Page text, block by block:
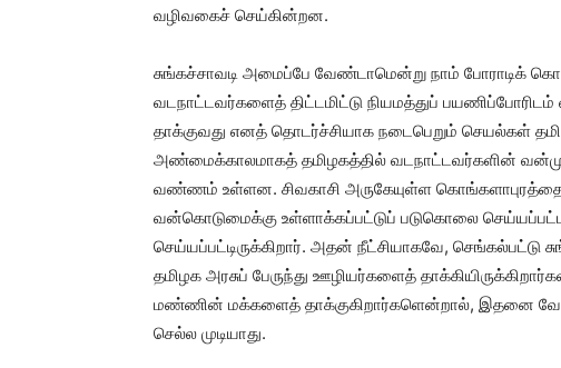
வழிவகைச் செய்கின்றன.
சுங்கச்சாவடி அமைப்பே வேண்டாமென்று நாம் போராடிக்
வடநாட்டவர்களைத் திட்டமிட்டு நியமத்துப்
தாக்குவது எனத் தொடர்ச்சியாக நடைபெறும் செயல்கள்
அண்மைக்காலமாகத் தமிழகத்தில் வடநாட்டவர்களின்
வண்ணம் உள்ளன. சிவகாசி அருகேயுள்ள கொங்களாபுரத்தைச்
வன்கொடுமைக்கு உள்ளாக்கப்பட்டுப் படுகொலை
செய்யப்பட்டிருக்கிறார். அதன் நீட்சியாகவே, செங்கல்பட்டு
தமிழக அரசுப் பேருந்து ஊழியர்களைத்
மண்ணின் மக்களைத் தாக்குகிறார்களென்றால், இதனை
செல்ல முடியாது.